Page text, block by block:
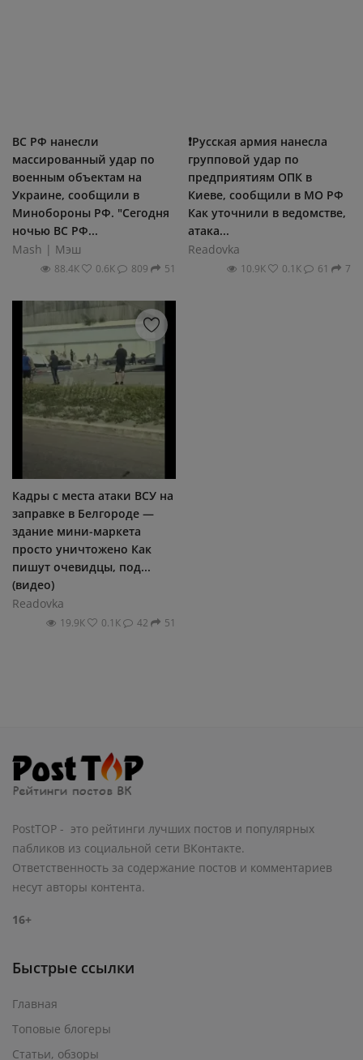
ВС РФ нанесли
массированный удар по
военным объектам на
Украине, сообщили в
Минобороны РФ. "Сегодня
ночью ВС РФ...
Mash | Мэш
88.4К 0.6К 809 51
❗️Русская армия нанесла
групповой удар по
предприятиям ОПК в
Киеве, сообщили в МО РФ
Как уточнили в ведомстве,
атака...
Readovka
10.9К 0.1К 61 7
Кадры с места атаки ВСУ на
заправке в Белгороде —
здание мини-маркета
просто уничтожено Как
пишут очевидцы, под...
(видео)
Readovka
19.9К 0.1К 42 51
PostTOP - это рейтинги лучших постов и популярных
пабликов из социальной сети ВКонтакте.
Ответственность за содержание постов и комментариев
несут авторы контента.
16+
Быстрые ссылки
Главная
Топовые блогеры
Статьи, обзоры